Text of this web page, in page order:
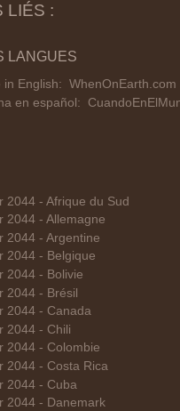
LIÉS :
LANGUES
in English:
en español:
2044 - Afrique du Sud
2044 - Allemagne
2044 - Argentine
2044 - Belgique
2044 - Bolivie
2044 - Brésil
2044 - Canada
2044 - Chili
2044 - Colombie
2044 - Costa Rica
2044 - Cuba
2044 - Danemark